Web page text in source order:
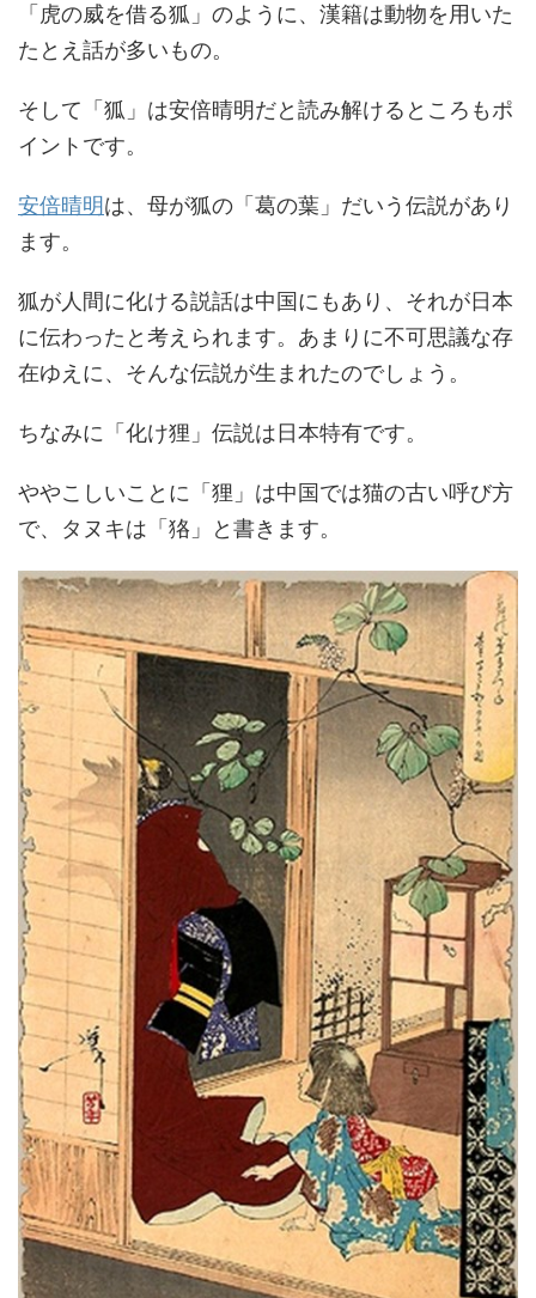
「虎の威を借る狐」のように、漢籍は動物を用いた
たとえ話が多いもの。
そして「狐」は安倍晴明だと読み解けるところもポ
イントです。
安倍晴明は、母が狐の「葛の葉」だいう伝説があり
ます。
狐が人間に化ける説話は中国にもあり、それが日本
に伝わったと考えられます。あまりに不可思議な存
在ゆえに、そんな伝説が生まれたのでしょう。
ちなみに「化け狸」伝説は日本特有です。
ややこしいことに「狸」は中国では猫の古い呼び方
で、タヌキは「狢」と書きます。